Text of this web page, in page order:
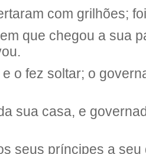
com grilhões;
que chegou a sua
o fez soltar; o
sua casa, e
seus príncipes a